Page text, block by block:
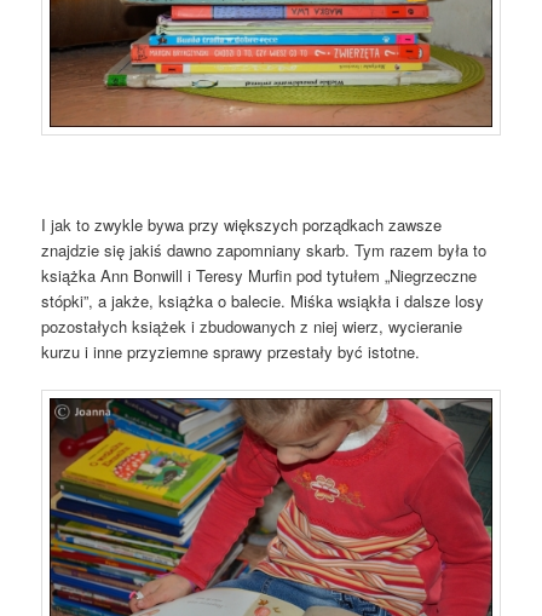
I jak to zwykle bywa przy większych porządkach zawsze
znajdzie się jakiś dawno zapomniany skarb. Tym razem była to
książka Ann Bonwill i Teresy Murfin pod tytułem „Niegrzeczne
stópki”, a jakże, książka o balecie. Miśka wsiąkła i dalsze losy
pozostałych książek i zbudowanych z niej wierz, wycieranie
kurzu i inne przyziemne sprawy przestały być istotne.